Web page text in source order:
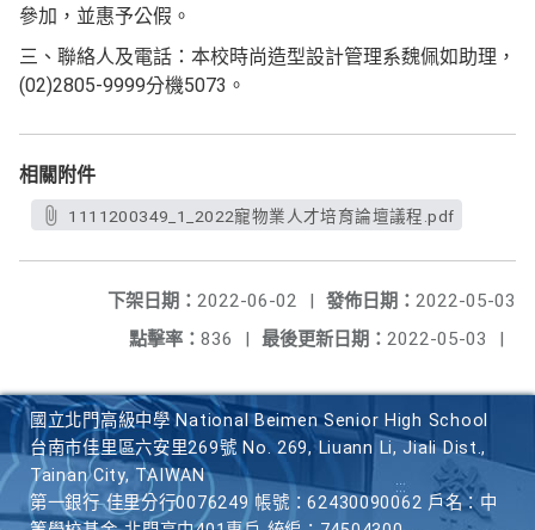
參加，並惠予公假。
三、聯絡人及電話：本校時尚造型設計管理系魏佩如助理，
(02)2805-9999分機5073。
相關附件
1111200349_1_2022寵物業人才培育論壇議程.pdf
發佈日期： 2022-05-03
下架日期： 2022-06-02
|
最後更新日期： 2022-05-03 |
點擊率： 836 |
國立北門高級中學 National Beimen Senior High School
台南市佳里區六安里269號 No. 269, Liuann Li, Jiali Dist.,
Tainan City, TAIWAN
第一銀行 佳里分行0076249 帳號：62430090062 戶名：中